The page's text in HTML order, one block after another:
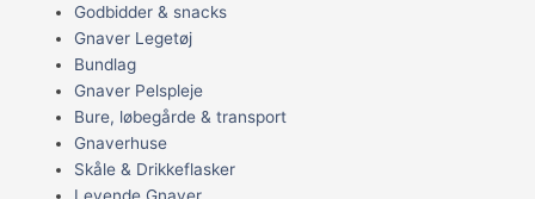
Godbidder & snacks
Gnaver Legetøj
Bundlag
Gnaver Pelspleje
Bure, løbegårde & transport
Gnaverhuse
Skåle & Drikkeflasker
Levende Gnaver